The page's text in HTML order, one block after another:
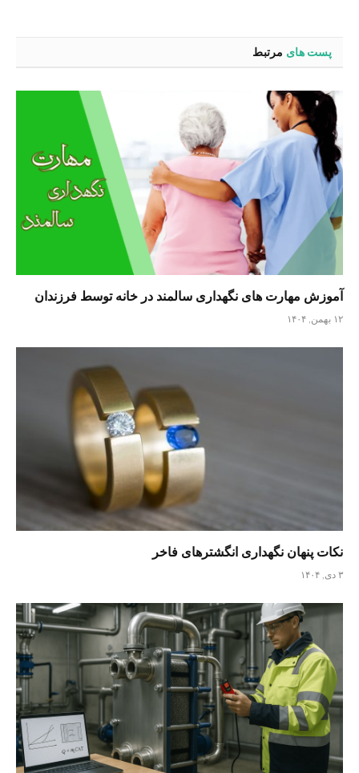
پست های مرتبط
آموزش مهارت های نگهداری سالمند در خانه توسط فرزندان
۱۲ بهمن, ۱۴۰۴
نکات پنهان نگهداری انگشترهای فاخر
۳ دی, ۱۴۰۴